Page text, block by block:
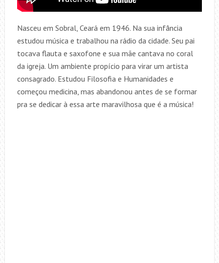
Nasceu em Sobral, Ceará em 1946. Na sua infância
estudou música e trabalhou na rádio da cidade. Seu pai
tocava flauta e saxofone e sua mãe cantava no coral
da igreja. Um ambiente propício para virar um artista
consagrado. Estudou Filosofia e Humanidades e
começou medicina, mas abandonou antes de se formar
pra se dedicar à essa arte maravilhosa que é a música!